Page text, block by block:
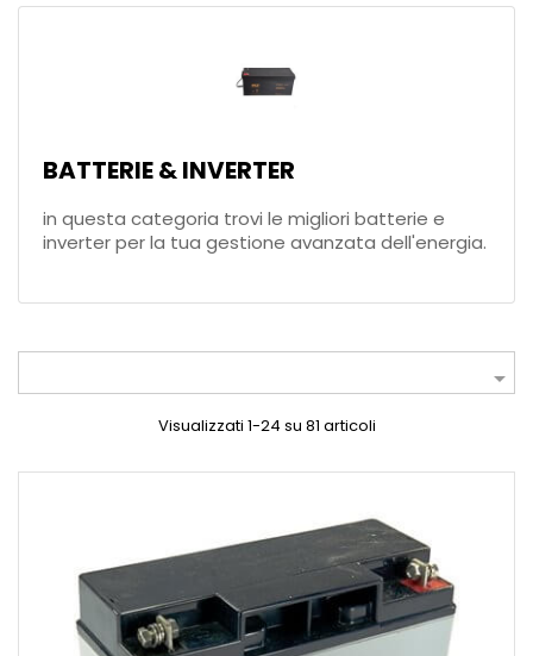
BATTERIE & INVERTER
in questa categoria trovi le migliori batterie e
inverter per la tua gestione avanzata dell'energia.

Visualizzati 1-24 su 81 articoli